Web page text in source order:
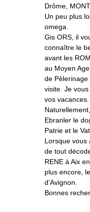
Drôme,
Un peu plus
omega.
Gis ORS, il
connaître le
avant les
au Moyen
de Pèlerinage
visite. Je
vos vacances.
Ebranler le
Patrie et le
Lorsque vous
de tout
RENE à Aix
plus encore,
d’Avignon.
Bonnes